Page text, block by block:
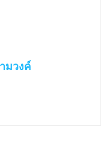
มวงค์